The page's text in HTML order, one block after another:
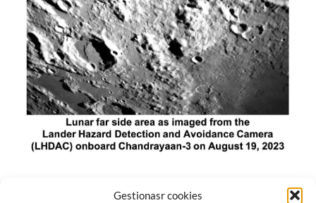
Gestionasr cookies